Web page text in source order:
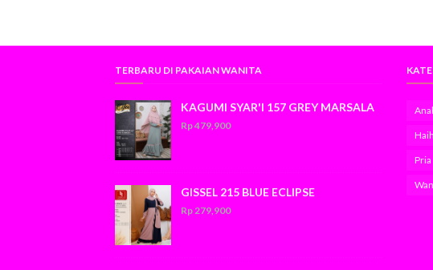
TERBARU DI PAKAIAN WANITA
KAGUMI SYAR'I 157 GREY MARSALA
Rp 479,900
GISSEL 215 BLUE ECLIPSE
Rp 279,900
Pria